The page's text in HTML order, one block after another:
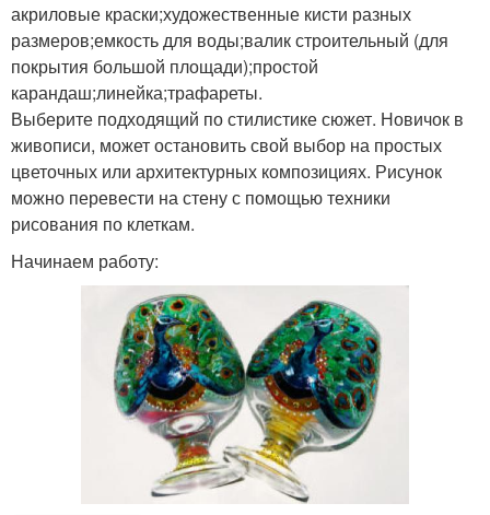
акриловые краски;художественные кисти разных
размеров;емкость для воды;валик строительный (для
покрытия большой площади);простой
карандаш;линейка;трафареты.
Выберите подходящий по стилистике сюжет. Новичок в
живописи, может остановить свой выбор на простых
цветочных или архитектурных композициях. Рисунок
можно перевести на стену с помощью техники
рисования по клеткам.
Начинаем работу: